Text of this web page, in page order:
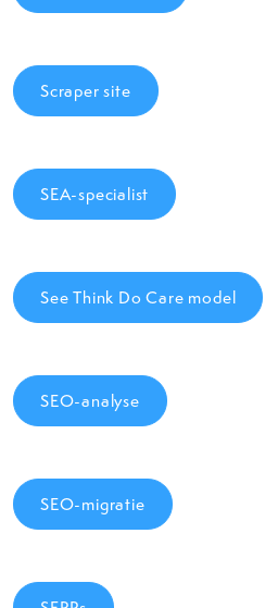
Scraper site
SEA-specialist
See Think Do Care model
SEO-analyse
SEO-migratie